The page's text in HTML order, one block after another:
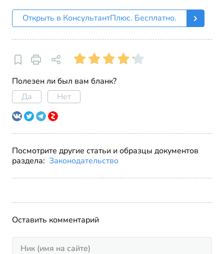
Открыть в КонсультантПлюс. Бесплатно.
Полезен ли был вам бланк?
Да
Нет
Посмотрите другие статьи и образцы документов
раздела: Законодательство
Оставить комментарий